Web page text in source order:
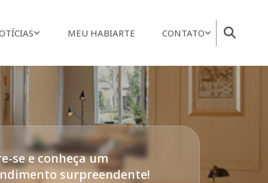
MEU HABIARTE CONTATO
se e conheça um
surpreendente!